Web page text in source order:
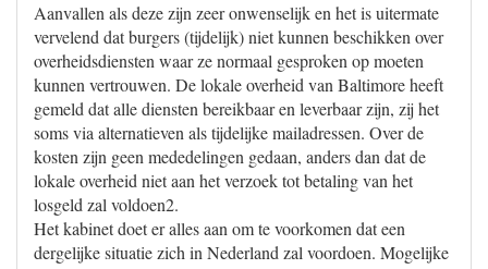
Aanvallen als deze zijn zeer onwenselijk en het is uitermate
vervelend dat burgers (tijdelijk) niet kunnen beschikken over
overheidsdiensten waar ze normaal gesproken op moeten
kunnen vertrouwen. De lokale overheid van Baltimore heeft
gemeld dat alle diensten bereikbaar en leverbaar zijn, zij het
soms via alternatieven als tijdelijke mailadressen. Over de
kosten zijn geen mededelingen gedaan, anders dan dat de
lokale overheid niet aan het verzoek tot betaling van het
losgeld zal voldoen2.
Het kabinet doet er alles aan om te voorkomen dat een
dergelijke situatie zich in Nederland zal voordoen. Mogelijke